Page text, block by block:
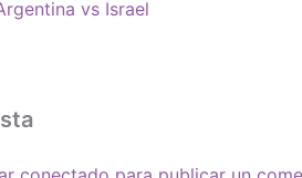
vs Israel